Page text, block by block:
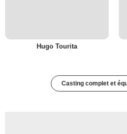
Hugo Tourita
Casting complet et